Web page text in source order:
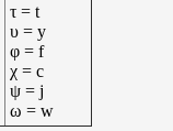
τ = t
υ = y
φ = f
χ = c
ψ = j
ω = w